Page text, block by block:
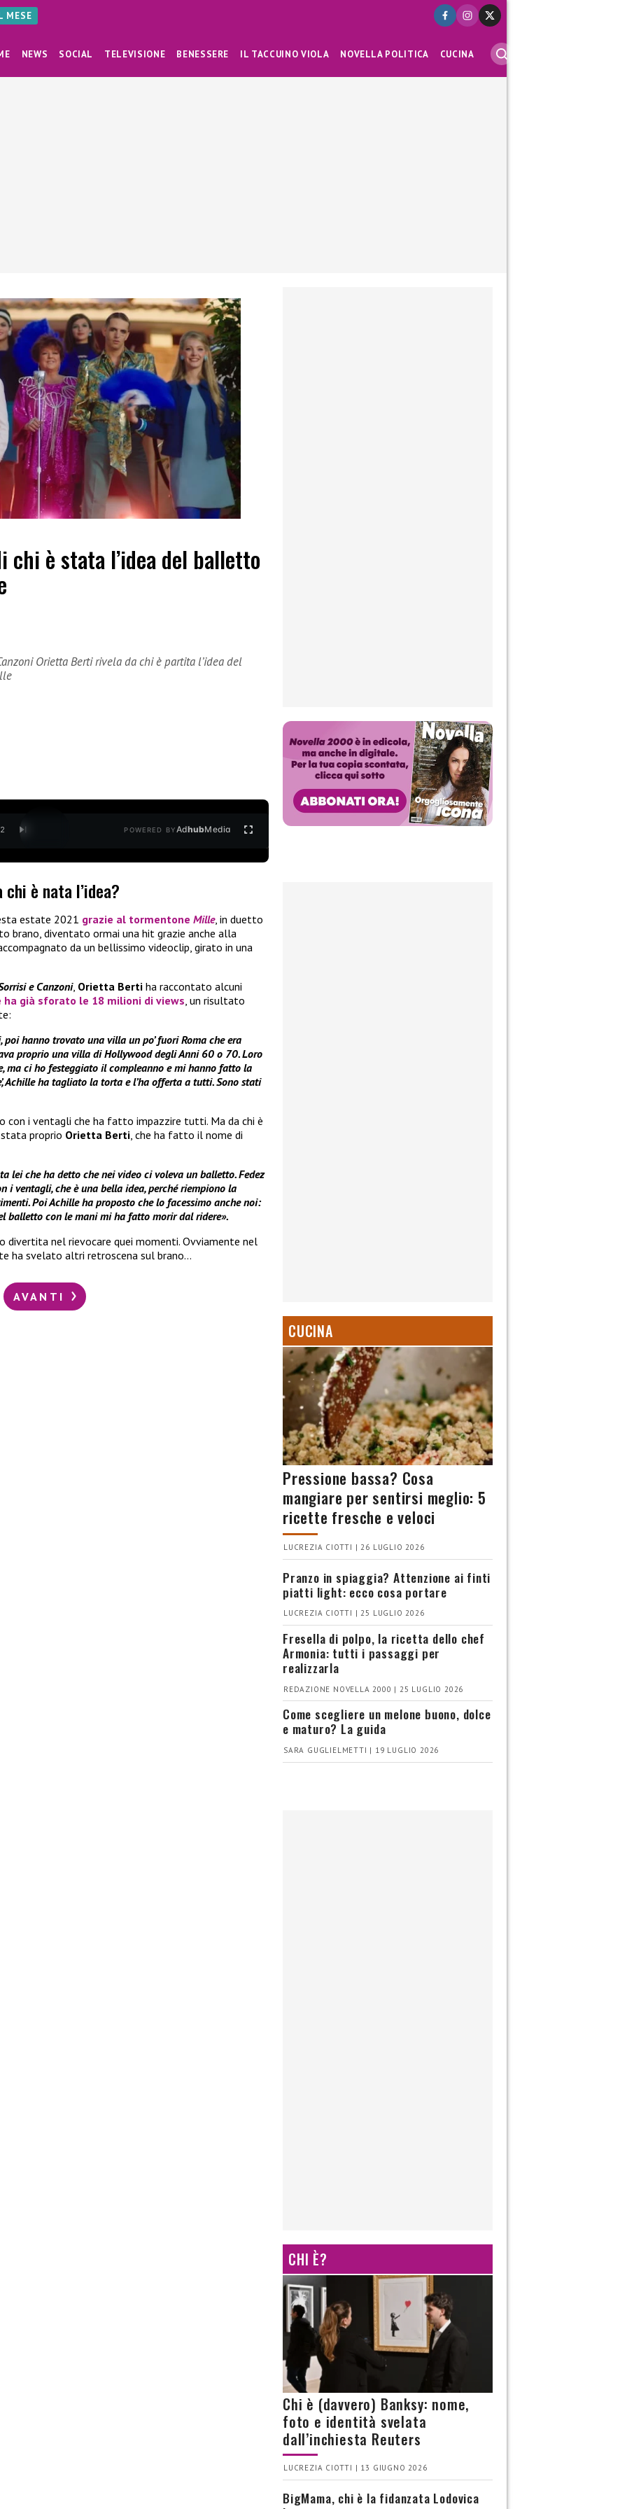
MESE
NEWS SOCIAL TELEVISIONE BENESSERE IL TACCUINO VIOLA NOVELLA POLITICA CUCINA
è stata l’idea del balletto
Orietta Berti rivela da chi è partita l’idea del
2 POWERED BYAdhubMedia
è nata l’idea?
estate 2021 grazie al tormentone Mille, in duetto
brano, diventato ormai una hit grazie anche alla
da un bellissimo videoclip, girato in una
e Canzoni, Orietta Berti ha raccontato alcuni
ha già sforato le 18 milioni di views, un risultato
hanno trovato una villa un po’ fuori Roma che era
proprio una villa di Hollywood degli Anni 60 o 70. Loro
ma ci ho festeggiato il compleanno e mi hanno fatto la
Achille ha tagliato la torta e l’ha offerta a tutti. Sono stati
con i ventagli che ha fatto impazzire tutti. Ma da chi è
proprio Orietta Berti, che ha fatto il nome di
lei che ha detto che nei video ci voleva un balletto. Fedez
i ventagli, che è una bella idea, perché riempiono la
Poi Achille ha proposto che lo facessimo anche noi:
balletto con le mani mi ha fatto morir dal ridere».
divertita nel rievocare quei momenti. Ovviamente nel
ha svelato altri retroscena sul brano…
AVANTI
CUCINA
Pressione bassa? Cosa
mangiare per sentirsi meglio: 5
ricette fresche e veloci
LUCREZIA CIOTTI | 26 LUGLIO 2026
Pranzo in spiaggia? Attenzione ai finti
piatti light: ecco cosa portare
LUCREZIA CIOTTI | 25 LUGLIO 2026
Fresella di polpo, la ricetta dello chef
Armonia: tutti i passaggi per
realizzarla
REDAZIONE NOVELLA 2000 | 25 LUGLIO 2026
Come scegliere un melone buono, dolce
e maturo? La guida
SARA GUGLIELMETTI | 19 LUGLIO 2026
CHI È?
Chi è (davvero) Banksy: nome,
foto e identità svelata
dall’inchiesta Reuters
LUCREZIA CIOTTI | 13 GIUGNO 2026
BigMama, chi è la fidanzata Lodovica